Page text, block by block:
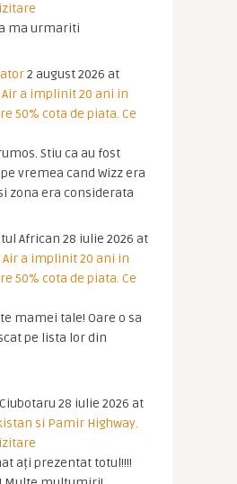
ma urmariti
2 august 2026 at
Air a implinit 20 ani in
50% cota de piata. Ce
Stiu ca au fost
vremea cand Wizz era
zona era considerata
African 28 iulie 2026 at
Air a implinit 20 ani in
50% cota de piata. Ce
mamei tale! Oare o sa
pe lista lor din
28 iulie 2026 at
si Pamir Highway.
ați prezentat totul!!!!